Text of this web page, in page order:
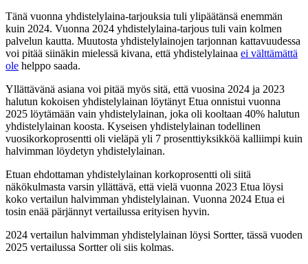
Tänä vuonna yhdistelylaina-tarjouksia tuli ylipäätänsä enemmän
kuin 2024. Vuonna 2024 yhdistelylaina-tarjous tuli vain kolmen
palvelun kautta. Muutosta yhdistelylainojen tarjonnan kattavuudessa
voi pitää siinäkin mielessä kivana, että yhdistelylainaa ei välttämättä
ole helppo saada.
Yllättävänä asiana voi pitää myös sitä, että vuosina 2024 ja 2023
halutun kokoisen yhdistelylainan löytänyt Etua onnistui vuonna
2025 löytämään vain yhdistelylainan, joka oli kooltaan 40% halutun
yhdistelylainan koosta. Kyseisen yhdistelylainan todellinen
vuosikorkoprosentti oli vieläpä yli 7 prosenttiyksikköä kalliimpi kuin
halvimman löydetyn yhdistelylainan.
Etuan ehdottaman yhdistelylainan korkoprosentti oli siitä
näkökulmasta varsin yllättävä, että vielä vuonna 2023 Etua löysi
koko vertailun halvimman yhdistelylainan. Vuonna 2024 Etua ei
tosin enää pärjännyt vertailussa erityisen hyvin.
2024 vertailun halvimman yhdistelylainan löysi Sortter, tässä vuoden
2025 vertailussa Sortter oli siis kolmas.